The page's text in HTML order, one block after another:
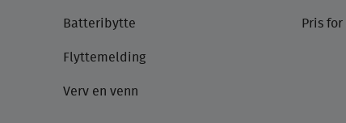
Batteribytte
Flyttemelding
Verv en venn
Pris